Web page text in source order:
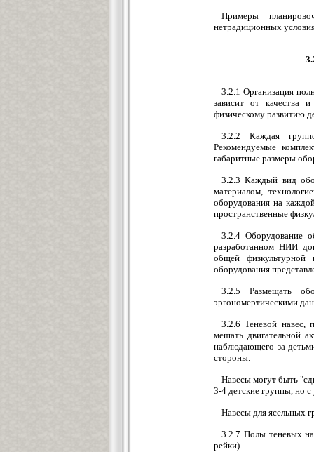
Примеры
нетрадиционных
3.2.1 Организация
зависит от качества
физическому развитию
3.2.2 Каждая
Рекомендуемые
габаритные размеры
3.2.3 Каждый вид
материалом,
оборудования на
пространственные
3.2.4 Оборудование
разработанном НИИ
общей
оборудования
3.2.5 Размещать
эргономертическими
3.2.6 Теневой навес,
мешать двигательной
наблюдающего за
стороны.
Навесы могут быть
3-4 детские группы, но
Навесы для ясельных
3.2.7 Полы теневых
рейки).